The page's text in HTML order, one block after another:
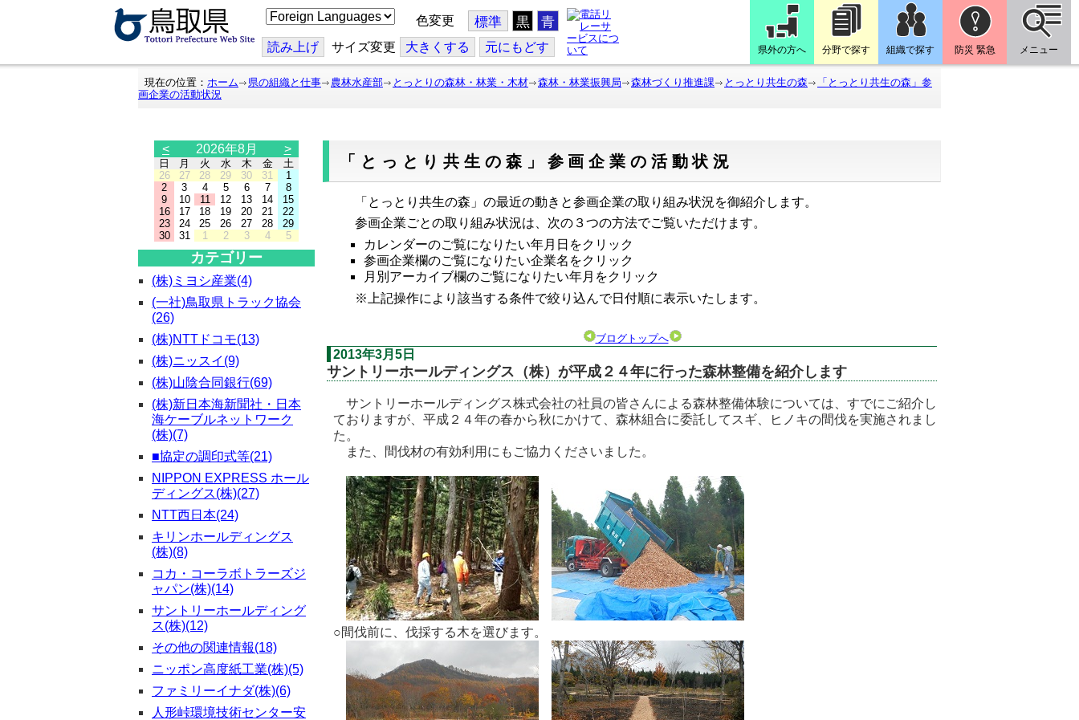
こ
の
ジ
を
翻
色変更 標準 黒 青
読み上げ サイズ変更 大きくする 元にもどす 県外の方へ 分野で探す 組織で探す 防災 緊急 メニュー
現在の位置： ホーム 県の組織と仕事 農林水産部 とっとりの森林・林業・木材 森林・林業振興局 森林づくり推進課 とっとり共生の森
「とっとり共生の森」参
画企業の活動状況
< 2026年8月 >
日 月 火 水 木 金
土
26
27 28 29 30 31
1
2
3 4 5 6 7
8
9
10 11 12 13 14
15
16
17 18 19 20 21
22
23
24 25 26 27 28
29
30
31 1 2 3 4 5
カテゴリー
(株)ミヨシ産業(4)
(一社)鳥取県トラック協会
(26)
(株)NTTドコモ(13)
(株)ニッスイ(9)
(株)山陰合同銀行(69)
(株)新日本海新聞社・日本
海ケーブルネットワーク
(株)(7)
■協定の調印式等(21)
NIPPON EXPRESS ホール
ディングス(株)(27)
NTT西日本(24)
キリンホールディングス
(株)(8)
コカ・コーラボトラーズジ
ャパン(株)(14)
サントリーホールディング
ス(株)(12)
その他の関連情報(18)
ニッポン高度紙工業(株)(5)
ファミリーイナダ(株)(6)
人形峠環境技術センター安
「とっとり共生の森」参画企業の活動状況
「とっとり共生の森」の最近の動きと参画企業の取り組み状況を御紹介します。
参画企業ごとの取り組み状況は、次の３つの方法でご覧いただけます。
カレンダーのご覧になりたい年月日をクリック
参画企業欄のご覧になりたい企業名をクリック
月別アーカイブ欄のご覧になりたい年月をクリック
※上記操作により該当する条件で絞り込んで日付順に表示いたします。
ブログトップへ
2013年3月5日
サントリーホールディングス（株）が平成２４年に行った森林整備を紹介します
サントリーホールディングス株式会社の社員の皆さんによる森林整備体験については、すでにご紹介し
ておりますが、平成２４年の春から秋にかけて、森林組合に委託してスギ、ヒノキの間伐を実施されまし
た。
また、間伐材の有効利用にもご協力くださいました。
○間伐前に、伐採する木を選びます。